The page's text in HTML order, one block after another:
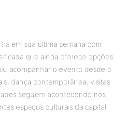
em sua última semana com
que ainda oferece opções
acompanhar o evento desde o
dança contemporânea, visitas
seguem acontecendo nos
espaços culturais da capital